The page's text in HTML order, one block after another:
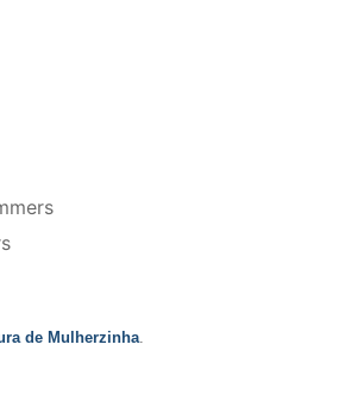
de Mulherzinha